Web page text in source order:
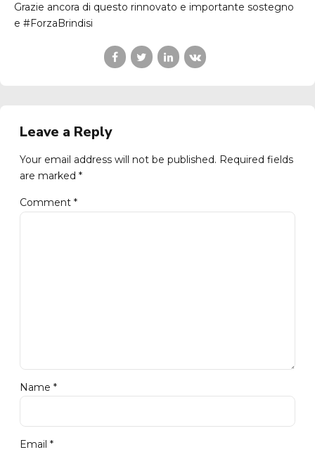
Grazie ancora di questo rinnovato e importante sostegno
e #ForzaBrindisi
Leave a Reply
Your email address will not be published. Required fields
are marked *
Comment *
Name *
Email *